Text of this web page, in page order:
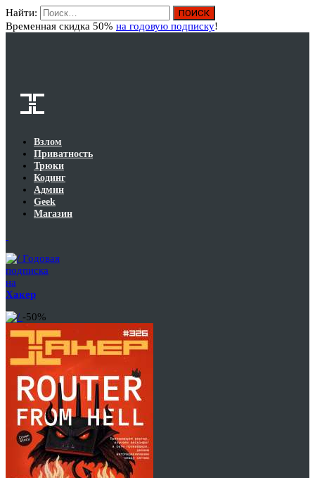
Найти:
Временная скидка 50% на годовую подписку!
Взлом
Приватность
Трюки
Кодинг
Админ
Geek
Магазин
Годовая
подписка
на
Хакер
-50%